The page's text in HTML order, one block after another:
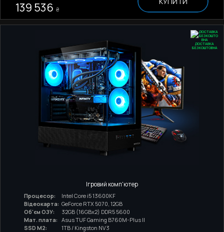
139 536 ₴
ДОСТАВКА
БЕЗКОШТОВНА
Ігровий комп'ютер
Процесор:
Intel Core i5 13600KF
Відеокарта: GeForce RTX 5070, 12GB
Об'єм ОЗУ:
32GB (16GBx2) DDR5 5600
Мат. плата:
Asus TUF Gaming B760M-Plus II
SSD M2:
1TB / Kingston NV3